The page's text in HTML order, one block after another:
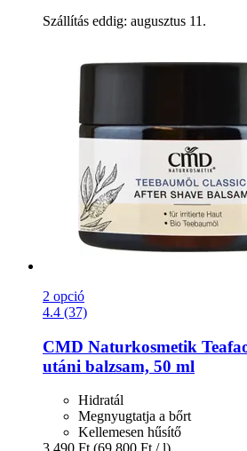
Szállítás eddig: augusztus 11.
2 opció
4.4 (37)
CMD Naturkosmetik
utáni balzsam, 50 ml
Hidratál
Megnyugtatja a bőrt
Kellemesen hűsítő